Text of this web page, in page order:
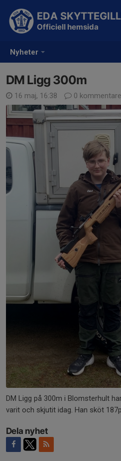
Nyheter
EDA
Officiell hemsida
DM Ligg 300m
16 maj, 16:38 0
DM Ligg på 300m i Blomsterhult
varit och skjutit idag. Han sköt
Dela nyhet